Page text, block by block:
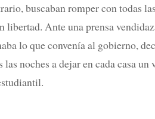
buscaban romper con todas
libertad. Ante una prensa
lo que convenía al gobierno,
las noches a dejar en cada casa